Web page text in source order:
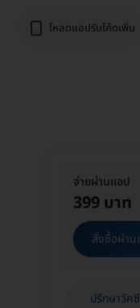
โหลดแอปรับโค้ดเพิ่ม
จ่ายผ่านแอป
399 บาท
สั่งซื้อผ่าน
ปรึกษาวัค